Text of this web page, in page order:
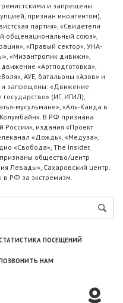
и запрещены
признан иноагентом),
партия», «Свидетели
общенациональный союз»,
«Правый сектор», УНА-
«Мизантропик дивижн»,
«Артподготовка»,
АУЕ, батальоны «Азов» и
и запрещены: «Движение
(ИГ, ИГИЛ),
мусульмане», «Аль-Каида в
В РФ признана
России», издания «Проект
«Дождь», «Медуза»,
«Свобода», The Insider,
общество/центр
Левады», Сахаровский центр.
РФ за экстремизм.
ПОСЕЩЕНИЙ
НАМ